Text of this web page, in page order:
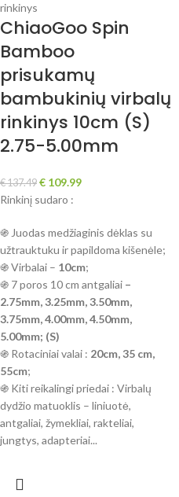
ChiaoGoo Spin
Bamboo
prisukamų
bambukinių virbalų
rinkinys 10cm (S)
2.75-5.00mm
€137.49 € 109.99
Rinkinį sudaro :
֍ Juodas medžiaginis dėklas su
užtrauktuku ir papildoma kišenėle;
֍ Virbalai – 10cm;
֍ 7 poros 10 cm antgaliai –
2.75mm, 3.25mm, 3.50mm,
3.75mm, 4.00mm, 4.50mm,
5.00mm; (S)
֍ Rotaciniai valai : 20cm, 35 cm,
55cm;
֍ Kiti reikalingi priedai : Virbalų
dydžio matuoklis – liniuotė,
antgaliai, žymekliai, rakteliai,
jungtys, adapteriai...